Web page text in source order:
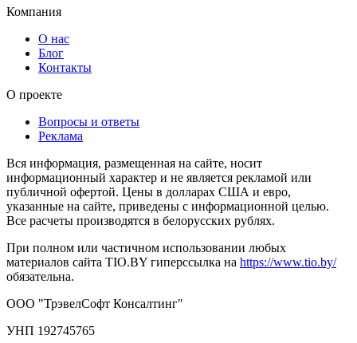
Компания
О нас
Блог
Контакты
О проекте
Вопросы и ответы
Реклама
Вся информация, размещенная на сайте, носит
информационный характер и не является рекламой или
публичной офертой. Цены в долларах США и евро,
указанные на сайте, приведены с информационной целью.
Все расчеты производятся в белорусских рублях.
При полном или частичном использовании любых
материалов сайта TIO.BY гиперссылка на https://www.tio.by/
обязательна.
ООО "ТрэвелСофт Консалтинг"
УНП 192745765